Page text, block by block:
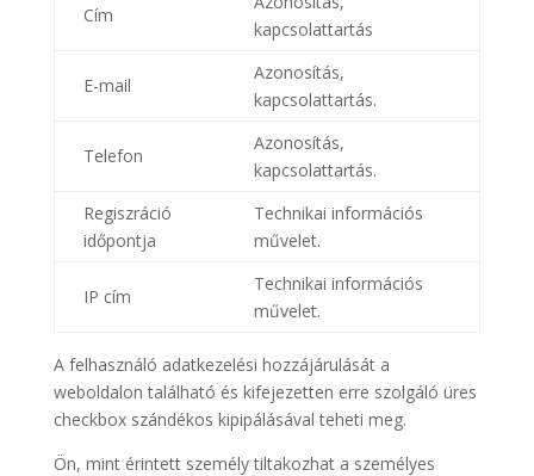
Cím
kapcsolattartás
E-mail
Azonosítás,
kapcsolattartás.
Telefon
Azonosítás,
kapcsolattartás.
Regiszráció
időpontja
Technikai információs
művelet.
IP cím
Technikai információs
művelet.
A felhasználó adatkezelési hozzájárulását a
weboldalon található és kifejezetten erre szolgáló üres
checkbox szándékos kipipálásával teheti meg.
Ön, mint érintett személy tiltakozhat a személyes